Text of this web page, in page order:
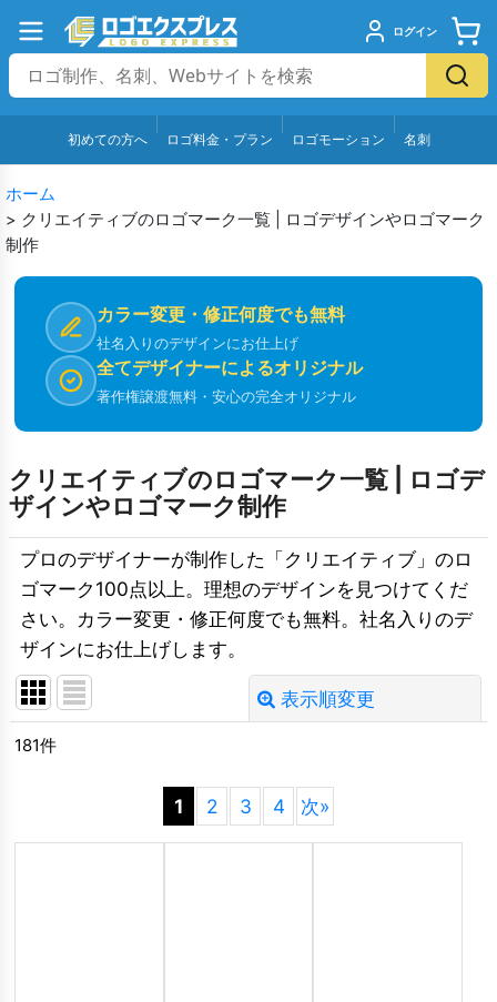
ログイン
初めての方へ ロゴ料金・プラン ロゴモーション 名刺
ホーム
> クリエイティブのロゴマーク一覧 | ロゴデザインやロゴマーク
制作
カラー変更・修正何度でも無料
社名入りのデザインにお仕上げ
全てデザイナーによるオリジナル
著作権譲渡無料・安心の完全オリジナル
クリエイティブのロゴマーク一覧 | ロゴデ
ザインやロゴマーク制作
プロのデザイナーが制作した「クリエイティブ」のロ
ゴマーク100点以上。理想のデザインを見つけてくだ
さい。カラー変更・修正何度でも無料。社名入りのデ
ザインにお仕上げします。
表示順変更
絞り込む
181件
1 2 3 4 次»